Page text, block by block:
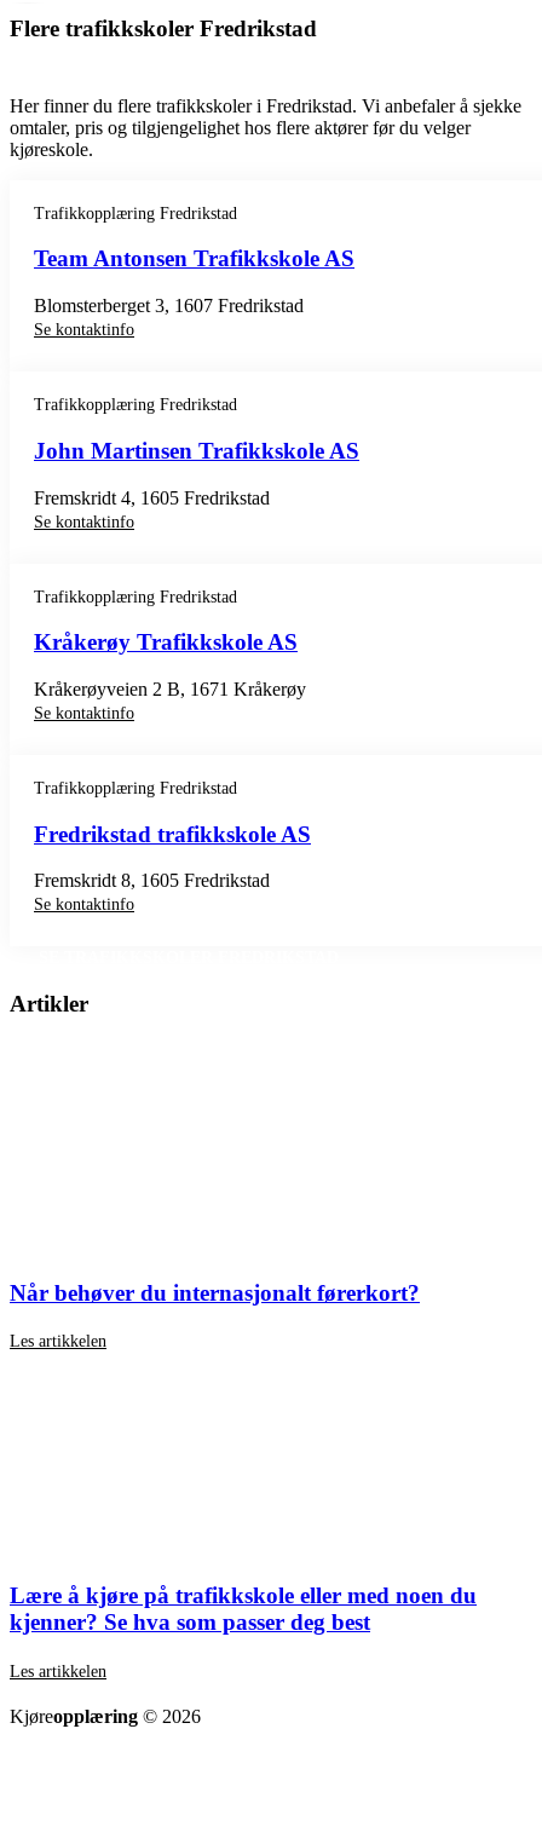
Flere trafikkskoler Fredrikstad
Her finner du flere trafikkskoler i Fredrikstad. Vi anbefaler å sjekke
omtaler, pris og tilgjengelighet hos flere aktører før du velger
kjøreskole.
Trafikkopplæring Fredrikstad
Team Antonsen Trafikkskole AS
Blomsterberget 3, 1607 Fredrikstad
Se kontaktinfo
Trafikkopplæring Fredrikstad
John Martinsen Trafikkskole AS
Fremskridt 4, 1605 Fredrikstad
Se kontaktinfo
Trafikkopplæring Fredrikstad
Kråkerøy Trafikkskole AS
Kråkerøyveien 2 B, 1671 Kråkerøy
Se kontaktinfo
Trafikkopplæring Fredrikstad
Fredrikstad trafikkskole AS
Fremskridt 8, 1605 Fredrikstad
Se kontaktinfo
Artikler
Når behøver du internasjonalt førerkort?
Les artikkelen
Lære å kjøre på trafikkskole eller med noen du
kjenner? Se hva som passer deg best
Les artikkelen
Kjøreopplæring © 2026